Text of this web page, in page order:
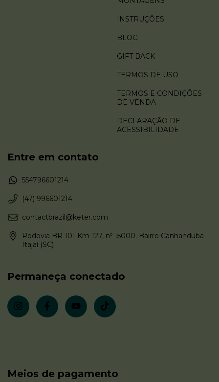
INSTRUÇÕES
BLOG
GIFT BACK
TERMOS DE USO
TERMOS E CONDIÇÕES
DE VENDA
DECLARAÇÃO DE
ACESSIBILIDADE
Entre em contato
554796601214
(47) 996601214
contactbrazil@keter.com
Rodovia BR 101 Km 127, nº 15000. Bairro Canhanduba -
Itajaí (SC)
Permaneça conectado
Meios de pagamento